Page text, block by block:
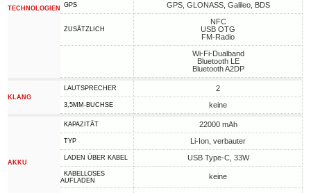
TECHNOLOGIEN GPS GPS, GLONASS, Galileo, BDS
ZUSÄTZLICH
NFC
USB OTG
FM-Radio
Wi-Fi-Dualband
Bluetooth LE
Bluetooth A2DP
KLANG
LAUTSPRECHER 2
3,5MM-BUCHSE keine
AKKU
KAPAZITÄT 22000 mAh
TYP Li-Ion, verbauter
LADEN ÜBER KABEL USB Type-C, 33W
KABELLOSES
AUFLADEN
keine